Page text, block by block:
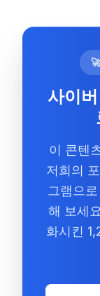
사이
이 콘텐
저희의
그램으
해 보세
화시킨